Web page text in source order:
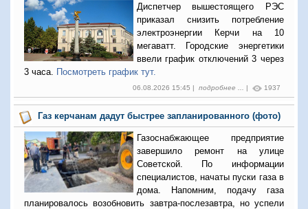
Диспетчер вышестоящего РЭС
приказал снизить потребление
электроэнергии Керчи на 10
мегаватт. Городские энергетики
ввели график отключений 3 через
3 часа.
Посмотреть график тут.
06.08.2026 15:45 | подробнее ... | 1937
Газ керчанам дадут быстрее запланированного (фото)
Газоснабжающее предприятие
завершило ремонт на улице
Советской. По информации
специалистов, начаты пуски газа в
дома. Напомним, подачу газа
планировалось возобновить завтра-послезавтра, но успели